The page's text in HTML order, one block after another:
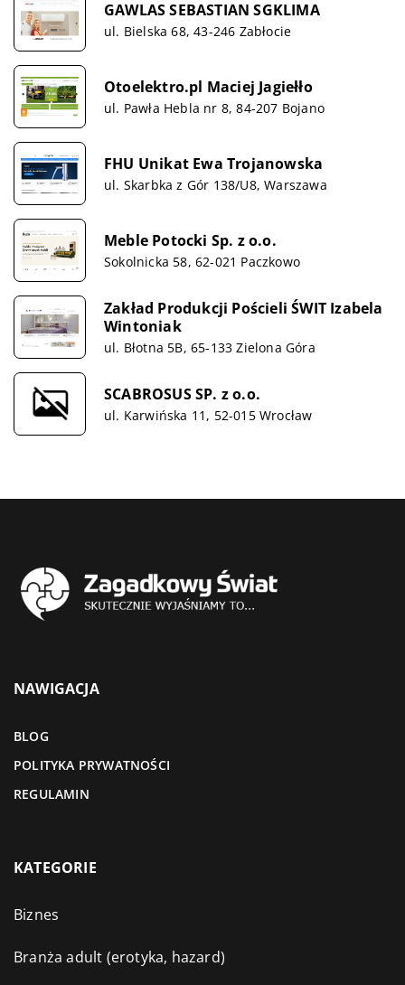
GAWLAS SEBASTIAN SGKLIMA
ul. Bielska 68, 43-246 Zabłocie
Otoelektro.pl Maciej Jagiełło
ul. Pawła Hebla nr 8, 84-207 Bojano
FHU Unikat Ewa Trojanowska
ul. Skarbka z Gór 138/U8, Warszawa
Meble Potocki Sp. z o.o.
Sokolnicka 58, 62-021 Paczkowo
Zakład Produkcji Pościeli ŚWIT Izabela
Wintoniak
ul. Błotna 5B, 65-133 Zielona Góra
SCABROSUS SP. z o.o.
ul. Karwińska 11, 52-015 Wrocław
NAWIGACJA
BLOG
POLITYKA PRYWATNOŚCI
REGULAMIN
KATEGORIE
Biznes
Branża adult (erotyka, hazard)